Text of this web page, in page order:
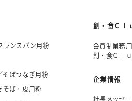
ランスパン用粉
そばつなぎ用粉
そば・皮用粉
創・食Ｃｌ
会員制業務
創・食Ｃｌ
企業情報
社長メッセ